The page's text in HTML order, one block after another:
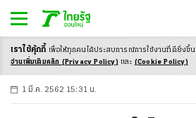
-ก ก ก+
1 มี.ค. 2562 15:31 น.
เราใช้คุ้กกี้ เพื่อให้ทุกคนได้ประสบการณ์การใช้งานที่ดียิ่งขึ้น
อ่านเพิ่มเติมคลิก (Privacy Policy) และ (Cookie Policy)